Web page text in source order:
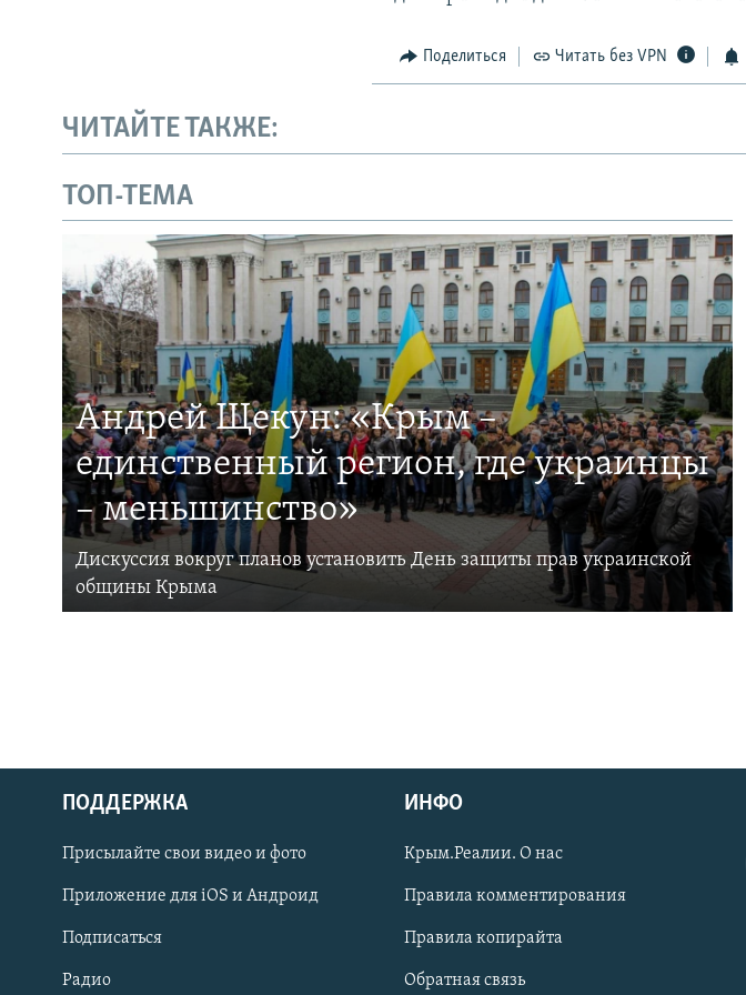
Українською
Qırımtatar
ПРИСОЕДИНЯЙТЕСЬ!
Поделиться Читать без VPN
ЧИТАЙТЕ ТАКЖЕ:
ТОП-ТЕМА
Андрей Щекун: «Крым –
единственный регион, где украинцы
– меньшинство»
Дискуссия вокруг планов установить День защиты прав украинской
общины Крыма
ПОДДЕРЖКА
Присылайте свои видео и фото
Приложение для iOS и Андроид
Подписаться
Радио
ИНФО
Крым.Реалии. О нас
Правила комментирования
Правила копирайта
Обратная связь